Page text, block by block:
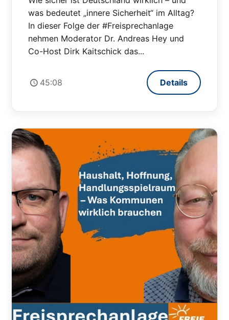
was bedeutet „innere Sicherheit“ im Alltag?
In dieser Folge der #Freisprechanlage
nehmen Moderator Dr. Andreas Hey und
Co-Host Dirk Kaitschick das...
45:08 Details